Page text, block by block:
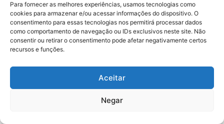
Para fornecer as melhores experiências, usamos tecnologias como
cookies para armazenar e/ou acessar informações do dispositivo. O
consentimento para essas tecnologias nos permitirá processar dados
como comportamento de navegação ou IDs exclusivos neste site. Não
consentir ou retirar o consentimento pode afetar negativamente certos
recursos e funções.
Aceitar
Negar